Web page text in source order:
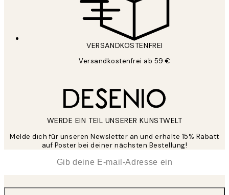
VERSANDKOSTENFREI
Versandkostenfrei ab 59 €
WERDE EIN TEIL UNSERER KUNSTWELT
Melde dich für unseren Newsletter an und erhalte 15% Rabatt
auf Poster bei deiner nächsten Bestellung!